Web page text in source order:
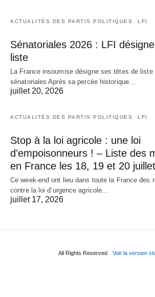
ACTUALITÉS DES PARTIS POLITIQUES LFI
Sénatoriales 2026 : LFI
liste
La France insoumise désigne ses têtes de liste
sénatoriales Après sa percée historique…
juillet 20, 2026
ACTUALITÉS DES PARTIS POLITIQUES LFI
Stop à la loi agricole : une loi
d’empoisonneurs ! – Liste des
en France les 18, 19 et 20 juillet
Ce week-end ont lieu dans toute la France des
contre la loi d’urgence agricole…
juillet 17, 2026
All Rights Reserved Voir la version